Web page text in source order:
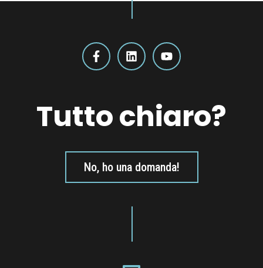
Tutto chiaro?
No, ho una domanda!